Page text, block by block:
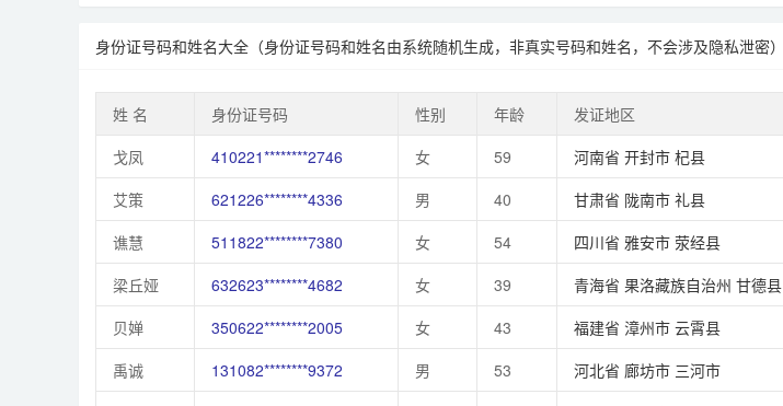
身份证号码和姓名大全（身份证号码和姓名由系统随机生成，非真实号码和姓名，不会涉及隐私泄密）
姓 名 身份证号码 性别 年龄
发证地区
戈凤
410221********2746 女 59 河南省 开封市 杞县
艾策
621226********4336 男 40 甘肃省 陇南市 礼县
谯慧
511822********7380 女 54 四川省 雅安市 荥经县
梁丘娅
632623********4682 女 39 青海省 果洛藏族自治州 甘德县
贝婵
350622********2005 女 43 福建省 漳州市 云霄县
禹诚
131082********9372 男 53 河北省 廊坊市 三河市